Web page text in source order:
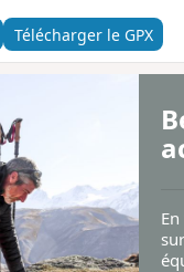
Télécharger le GPX